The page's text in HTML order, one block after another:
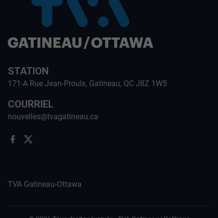
STATION
171-A Rue Jean-Proulx, Gatineau, QC J8Z 1W5
COURRIEL
nouvelles@tvagatineau.ca
TVA Gatineau-Ottawa